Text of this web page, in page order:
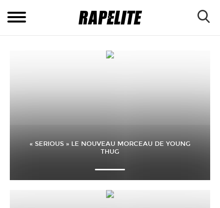
« SERIOUS » LE NOUVEAU MORCEAU DE YOUNG
THUG